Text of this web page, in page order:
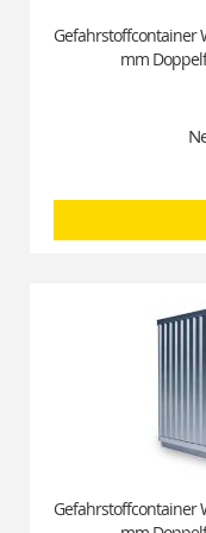
Gefahrstoffcontainer
mm
Gefahrstoffcontainer